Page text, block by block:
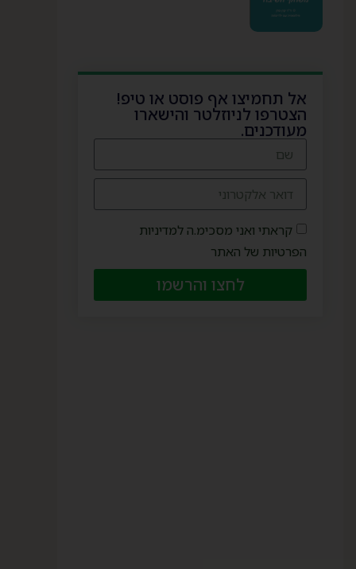
אל תחמיצו אף פוסט או טיפ!
הצטרפו לניוזלטר והישארו
מעודכנים.
קראתי ואני מסכימ.ה למדיניות
הפרטיות של האתר
לחצו והרשמו